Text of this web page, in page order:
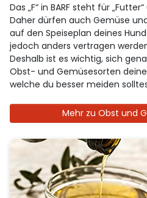
Das „F“ in BARF steht für
Daher dürfen auch Gemüse
auf den Speiseplan deines
jedoch anders vertragen
Deshalb ist es wichtig, sich
Obst- und Gemüsesorten
welche du besser meiden
Mehr zu Obst und